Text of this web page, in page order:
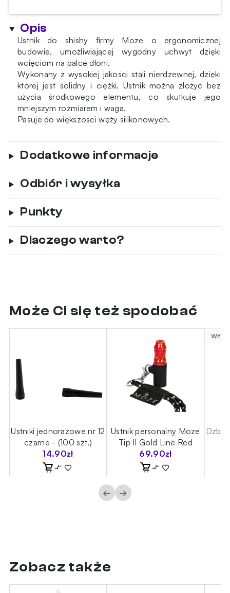
Moze
Stainless
Steel
Wavy
Red
Opis
Ustnik do shishy firmy Moze o ergonomicznej
budowie, umożliwiającej wygodny uchwyt dzięki
wcięciom na palce dłoni.
Wykonany z wysokiej jakości stali nierdzewnej, dzięki
której jest solidny i ciężki. Ustnik można złożyć bez
użycia środkowego elementu, co skutkuje jego
mniejszym rozmiarem i wagą.
Pasuje do większości węży silikonowych.
Dodatkowe informacje
Odbiór i wysyłka
Punkty
Dlaczego warto?
Może Ci się też spodobać
Ustniki jednorazowe nr 12
czarne - (100 szt.)
14.90zł
Ustnik personalny Moze
Tip II Gold Line Red
69.90zł
← →
Zobacz także